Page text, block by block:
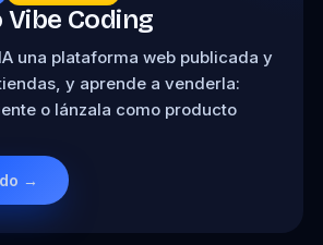
Coding
una plataforma web publicada y
y aprende a venderla:
o lánzala como producto
→